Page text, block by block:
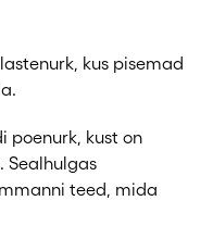
kus pisemad
poenurk, kust on
Sealhulgas
teed, mida